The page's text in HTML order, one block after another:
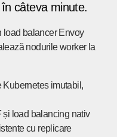
câteva minute.
load balancer Envoy
nodurile worker la
Kubernetes imutabil,
load balancing nativ
cu replicare